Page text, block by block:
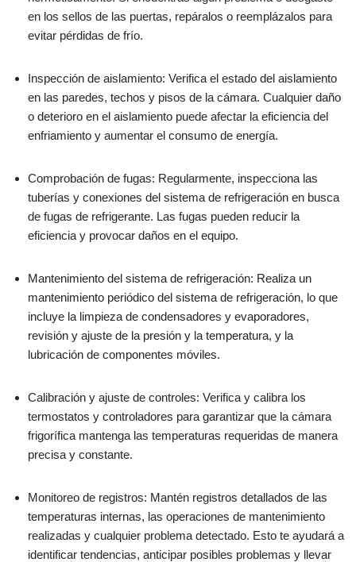
en los sellos de las puertas, repáralos o reemplázalos para
evitar pérdidas de frío.
Inspección de aislamiento: Verifica el estado del aislamiento
en las paredes, techos y pisos de la cámara. Cualquier daño
o deterioro en el aislamiento puede afectar la eficiencia del
enfriamiento y aumentar el consumo de energía.
Comprobación de fugas: Regularmente, inspecciona las
tuberías y conexiones del sistema de refrigeración en busca
de fugas de refrigerante. Las fugas pueden reducir la
eficiencia y provocar daños en el equipo.
Mantenimiento del sistema de refrigeración: Realiza un
mantenimiento periódico del sistema de refrigeración, lo que
incluye la limpieza de condensadores y evaporadores,
revisión y ajuste de la presión y la temperatura, y la
lubricación de componentes móviles.
Calibración y ajuste de controles: Verifica y calibra los
termostatos y controladores para garantizar que la cámara
frigorífica mantenga las temperaturas requeridas de manera
precisa y constante.
Monitoreo de registros: Mantén registros detallados de las
temperaturas internas, las operaciones de mantenimiento
realizadas y cualquier problema detectado. Esto te ayudará a
identificar tendencias, anticipar posibles problemas y llevar